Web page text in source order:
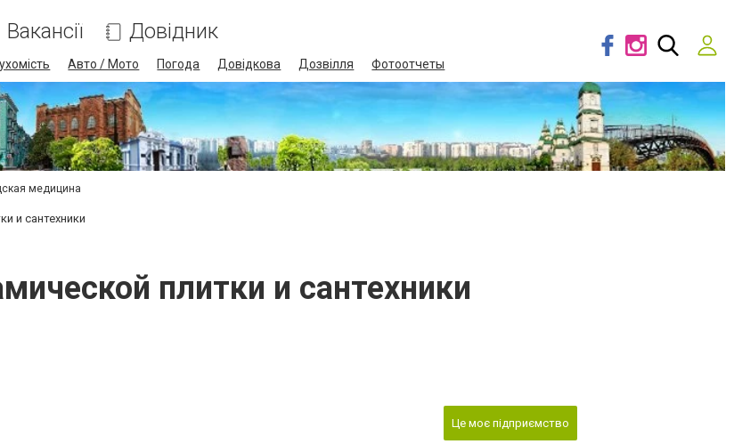
Вакансії Довідник
Авто / Мото Погода Довідкова Дозвілля Фотоотчеты
медицина
и сантехники
плитки и сантехники
Це моє підприємство